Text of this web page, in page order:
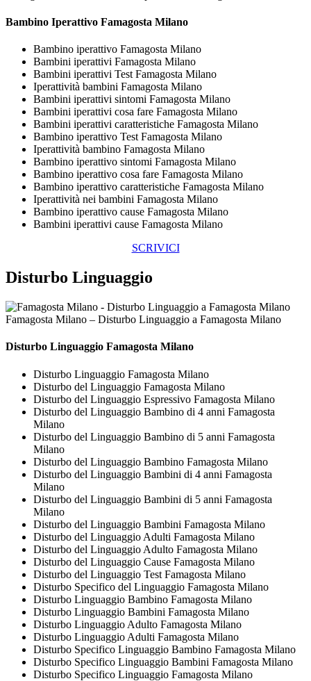
Bambino Iperattivo Famagosta Milano
Bambino iperattivo Famagosta Milano
Bambini iperattivi Famagosta Milano
Bambini iperattivi Test Famagosta Milano
Iperattività bambini Famagosta Milano
Bambini iperattivi sintomi Famagosta Milano
Bambini iperattivi cosa fare Famagosta Milano
Bambini iperattivi caratteristiche Famagosta Milano
Bambino iperattivo Test Famagosta Milano
Iperattività bambino Famagosta Milano
Bambino iperattivo sintomi Famagosta Milano
Bambino iperattivo cosa fare Famagosta Milano
Bambino iperattivo caratteristiche Famagosta Milano
Iperattività nei bambini Famagosta Milano
Bambino iperattivo cause Famagosta Milano
Bambini iperattivi cause Famagosta Milano
SCRIVICI
Disturbo Linguaggio
Famagosta Milano – Disturbo Linguaggio a Famagosta Milano
Disturbo Linguaggio Famagosta Milano
Disturbo Linguaggio Famagosta Milano
Disturbo del Linguaggio Famagosta Milano
Disturbo del Linguaggio Espressivo Famagosta Milano
Disturbo del Linguaggio Bambino di 4 anni Famagosta
Milano
Disturbo del Linguaggio Bambino di 5 anni Famagosta
Milano
Disturbo del Linguaggio Bambino Famagosta Milano
Disturbo del Linguaggio Bambini di 4 anni Famagosta
Milano
Disturbo del Linguaggio Bambini di 5 anni Famagosta
Milano
Disturbo del Linguaggio Bambini Famagosta Milano
Disturbo del Linguaggio Adulti Famagosta Milano
Disturbo del Linguaggio Adulto Famagosta Milano
Disturbo del Linguaggio Cause Famagosta Milano
Disturbo del Linguaggio Test Famagosta Milano
Disturbo Specifico del Linguaggio Famagosta Milano
Disturbo Linguaggio Bambino Famagosta Milano
Disturbo Linguaggio Bambini Famagosta Milano
Disturbo Linguaggio Adulto Famagosta Milano
Disturbo Linguaggio Adulti Famagosta Milano
Disturbo Specifico Linguaggio Bambino Famagosta Milano
Disturbo Specifico Linguaggio Bambini Famagosta Milano
Disturbo Specifico Linguaggio Famagosta Milano